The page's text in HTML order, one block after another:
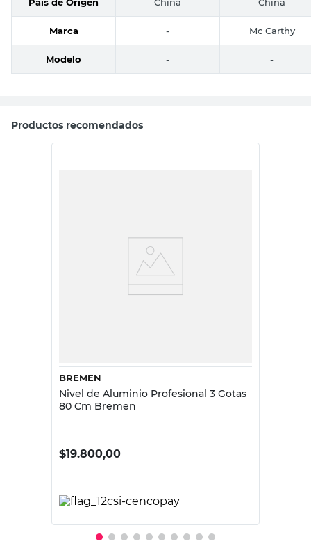
Marca - Mc Carthy
Modelo - -
Productos recomendados
BREMEN
Nivel de Aluminio Profesional 3 Gotas
80 Cm Bremen
$19.800,00